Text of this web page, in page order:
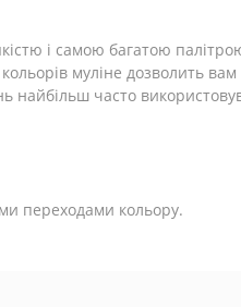
і самою багатою
муліне дозволить вам
найбільш часто
переходами кольору.